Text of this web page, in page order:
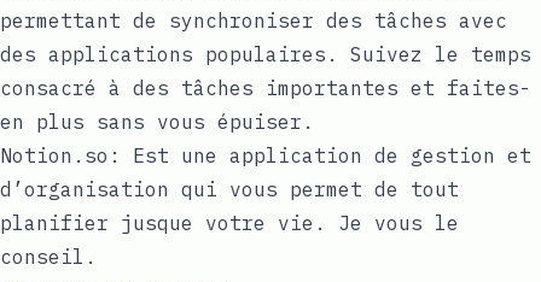
permettant de synchroniser des tâches avec
des applications populaires. Suivez le temps
consacré à des tâches importantes et faites-
en plus sans vous épuiser.
Notion.so: Est une application de gestion et
d’organisation qui vous permet de tout
planifier jusque votre vie. Je vous le
conseil.